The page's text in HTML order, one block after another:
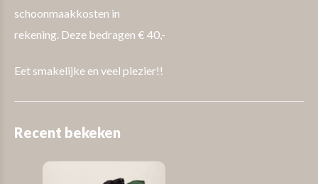
schoonmaakkosten in
rekening. Deze bedragen € 40,-
Eet smakelijke en veel plezier!!
Recent bekeken